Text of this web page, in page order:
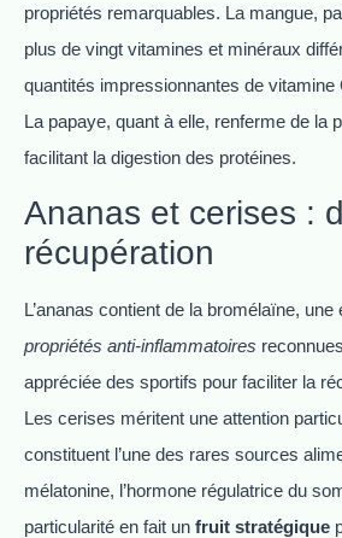
propriétés remarquables. La mangue,
plus de vingt vitamines et minéraux
quantités impressionnantes de vitamine
La papaye, quant à elle, renferme de la
facilitant la digestion des protéines.
Ananas et cerises :
récupération
L’ananas contient de la bromélaïne,
propriétés anti-inflammatoires
appréciée des sportifs pour faciliter la
Les cerises méritent une attention
constituent l’une des rares sources
mélatonine, l’hormone régulatrice du
particularité en fait un fruit stratégique